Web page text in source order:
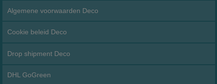
Algemene voorwaarden Deco
Cookie beleid Deco
Drop shipment Deco
DHL GoGreen